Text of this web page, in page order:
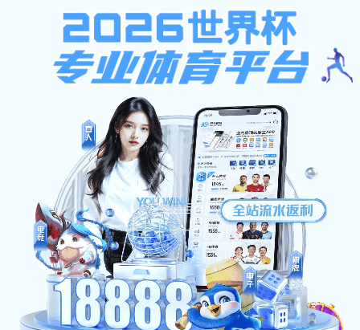
玩彩,大发计划软件,上海五星体
育频道,wb体育
玩彩官方网站（2025已更新）最新版本-IOS/安卓通用版